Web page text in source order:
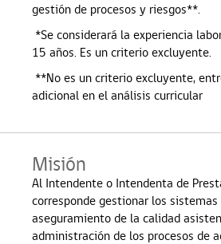
gestión de procesos y riesgos**.
*Se considerará la experiencia
15 años. Es un criterio excluyente.
**No es un criterio excluyente,
adicional en el análisis curricular
Misión
Al Intendente o Intendenta de
corresponde gestionar los
aseguramiento de la calidad
administración de los procesos de